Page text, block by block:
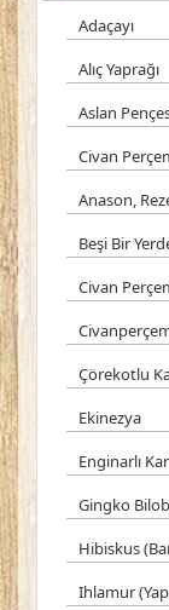
Adaçayı
Alıç Yaprağı
Aslan
Civan
Anason,
Beşi Bir
Civan
Çörekotlu
Ekinezya
Enginarlı
Gingko
Hibiskus
Ihlamur